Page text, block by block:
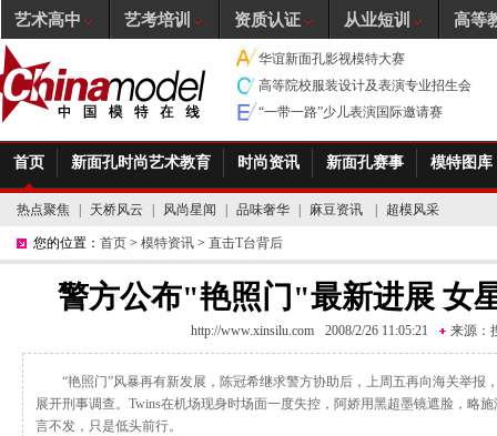
华谊新面孔影视模特大赛
高等院校服装设计及表演专业招生会
“一带一路”少儿表演国际邀请赛
首页 新面孔时尚艺术教育 时尚资讯 新面孔赛事 模特图库
热点聚焦 天桥风云 风尚星闻 品味奢华 麻豆资讯 超模风采
您的位置： 首页 > 模特资讯 > 直击T台背后
警方公布"艳照门"最新进展 女
http://www.xinsilu.com 2008/2/26 11:05:21 来源：
“艳照门”风暴再有新发展，陈冠希继求警方协助后，上周五再向海关举报
展开刑事调查。Twins在机场现身时场面一度失控，阿娇用黑超墨镜遮脸，略
言不发，只是低头前行。
艺术高中 艺考培训 资质认证 从业短训 高等